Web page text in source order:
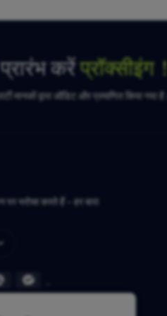
प्रारंभ करेंप्रॉक्सीइंग！
मानकों द्वारा ऑडिट और प्रमाणित किया गया है।
पर भरोसा करते हैं - हर बार!